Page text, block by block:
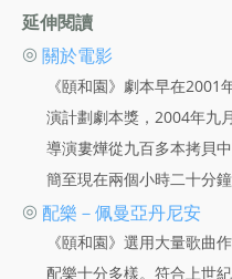
延伸閱讀
◎ 關於電影
《頤和園》劇本早在
演計劃劇本獎，2004年九
導演婁燁從九百多本拷貝
簡至現在兩個小時二十分鐘
◎ 配樂－佩曼亞丹尼安
《頤和園》選用大量歌曲
配樂十分多樣。符合上世